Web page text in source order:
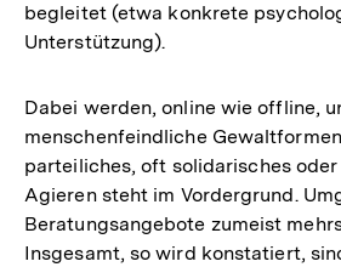
begleitet (etwa konkrete
Unterstützung).
Dabei werden, online wie offline,
menschenfeindliche
parteiliches, oft solidarisches
Agieren steht im Vordergrund.
Beratungsangebote zumeist
Insgesamt, so wird konstatiert,